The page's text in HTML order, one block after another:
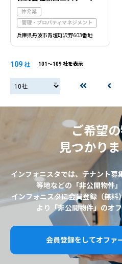
仲介業
管理・プロパティマネジメント
兵庫県丹波市青垣町沢野603番地
109 社 101〜109 社を表示
20社
ご希望
見つかり
インフォニスタでは、テナント募
等地などの「非公開物件
インフォニスタに会員登録（無料
より「非公開物件」のオ
会員登録をしてオファ